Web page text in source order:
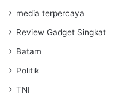
media terpercaya
Review Gadget Singkat
Batam
Politik
TNI